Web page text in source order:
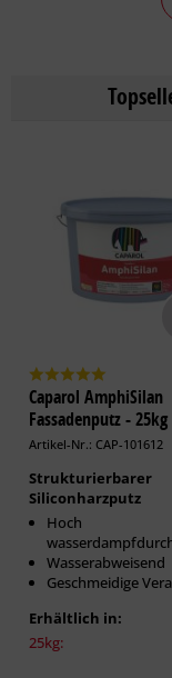
Caparol AmphiSilan
Fassadenputz - 25kg
Artikel-Nr.: CAP-101612
Strukturierbarer
Siliconharzputz
Hoch
Wasserabweisend
Geschmeidige
Erhältlich in:
25kg: